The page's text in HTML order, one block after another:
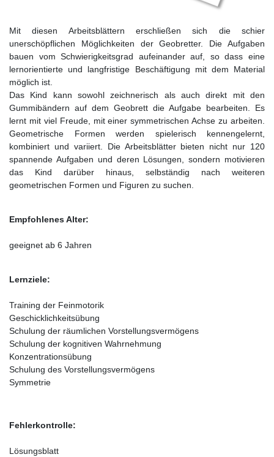
Mit diesen Arbeitsblättern erschließen sich die schier
unerschöpflichen Möglichkeiten der Geobretter. Die Aufgaben
bauen vom Schwierigkeitsgrad aufeinander auf, so dass eine
lernorientierte und langfristige Beschäftigung mit dem Material
möglich ist.
Das Kind kann sowohl zeichnerisch als auch direkt mit den
Gummibändern auf dem Geobrett die Aufgabe bearbeiten. Es
lernt mit viel Freude, mit einer symmetrischen Achse zu arbeiten.
Geometrische Formen werden spielerisch kennengelernt,
kombiniert und variiert. Die Arbeitsblätter bieten nicht nur 120
spannende Aufgaben und deren Lösungen, sondern motivieren
das Kind darüber hinaus, selbständig nach weiteren
geometrischen Formen und Figuren zu suchen.
Empfohlenes Alter:
geeignet ab 6 Jahren
Lernziele:
Training der Feinmotorik
Geschicklichkeitsübung
Schulung der räumlichen Vorstellungsvermögens
Schulung der kognitiven Wahrnehmung
Konzentrationsübung
Schulung des Vorstellungsvermögens
Symmetrie
Fehlerkontrolle:
Lösungsblatt